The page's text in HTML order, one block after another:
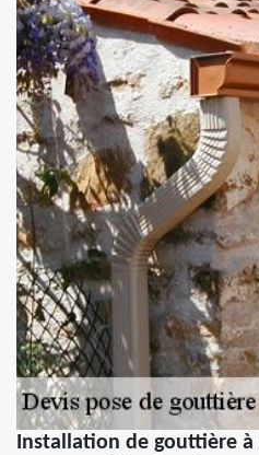
Installation de gouttière